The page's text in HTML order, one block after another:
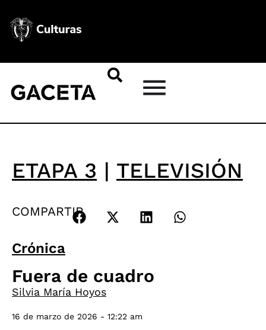
ETAPA 3 | TELEVISIÓN
COMPARTIR
Crónica
Fuera de cuadro
Silvia María Hoyos
16 de marzo de 2026 - 12:22 am